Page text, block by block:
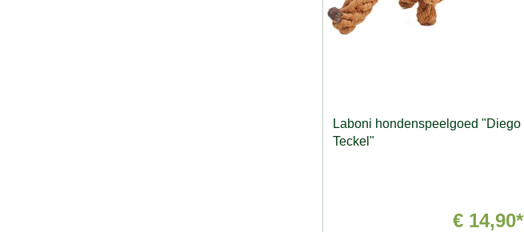
Laboni hondenspeelgoed "Diego
Teckel"
€ 14,90*